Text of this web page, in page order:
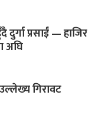
दुर्गा प्रसाईं — हाजिर
अघि
गिरावट